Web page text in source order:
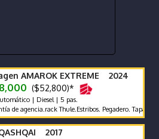
AMAROK EXTREME 2024
($52,800)*
| Diesel | 5 pas.
agencia.rack Thule.Estribos. Pegadero. Tapa Rígida y
2017